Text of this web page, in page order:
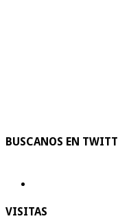
BUSCANOS EN
VISITAS